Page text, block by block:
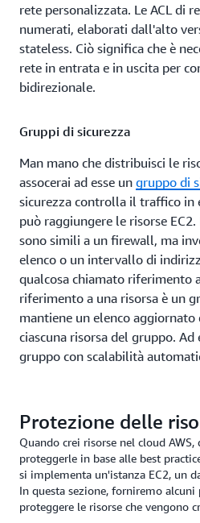
rete personalizzata. Le ACL di
numerati, elaborati dall'alto
stateless. Ciò significa che è
rete in entrata e in uscita per
bidirezionale.
Gruppi di sicurezza
Man mano che distribuisci le
assocerai ad esse un gruppo di
sicurezza controlla il traffico in
può raggiungere le risorse
sono simili a un firewall, ma
elenco o un intervallo di
qualcosa chiamato riferimento
riferimento a una risorsa è un
mantiene un elenco
ciascuna risorsa del gruppo. Ad
gruppo con scalabilità
a queste istanze, puoi
sicurezza del tuo server di
gruppo di sicurezza delle
istanza EC2 avviata avrà
aggiungere il proprio indirizzo
Protezione delle
Quando crei risorse nel cloud AWS,
proteggerle in base alle best
si implementa un'istanza EC2, un
In questa sezione, forniremo alcuni
proteggere le risorse che vengono